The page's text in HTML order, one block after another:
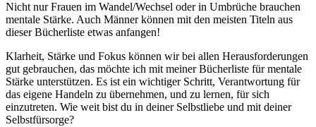
Nicht nur Frauen im Wandel/Wechsel oder in Umbrüche brauchen
mentale Stärke. Auch Männer können mit den meisten Titeln aus
dieser Bücherliste etwas anfangen!
Klarheit, Stärke und Fokus können wir bei allen Herausforderungen
gut gebrauchen, das möchte ich mit meiner Bücherliste für mentale
Stärke unterstützen. Es ist ein wichtiger Schritt, Verantwortung für
das eigene Handeln zu übernehmen, und zu lernen, für sich
einzutreten. Wie weit bist du in deiner Selbstliebe und mit deiner
Selbstfürsorge?